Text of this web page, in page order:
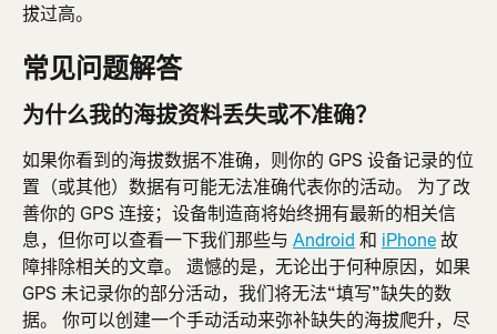
拔过高。
常见问题解答
为什么我的海拔资料丢失或不准确？
如果你看到的海拔数据不准确，则你的 GPS 设备记录的位
置（或其他）数据有可能无法准确代表你的活动。 为了改
善你的 GPS 连接；设备制造商将始终拥有最新的相关信
息，但你可以查看一下我们那些与 Android 和 iPhone 故
障排除相关的文章。 遗憾的是，无论出于何种原因，如果
GPS 未记录你的部分活动，我们将无法“填写”缺失的数
据。 你可以创建一个手动活动来弥补缺失的海拔爬升，尽